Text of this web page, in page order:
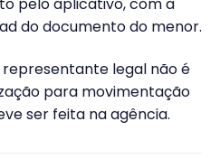
do documento do menor.
representante legal não é
para movimentação
ser feita na agência.